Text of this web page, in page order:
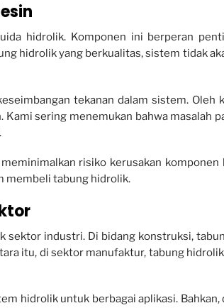
hidrolik. Komponen ini berperan
hidrolik yang berkualitas, sistem tidak
tekanan dalam sistem. Oleh
sering menemukan bahwa masalah
risiko kerusakan komponen
membeli tabung hidrolik.
sektor industri. Di bidang konstruksi,
itu, di sektor manufaktur, tabung
hidrolik untuk berbagai aplikasi. Bahkan,